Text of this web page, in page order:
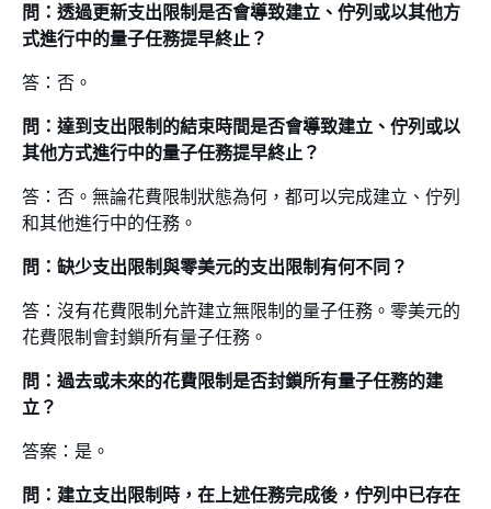
問：透過更新支出限制是否會導致建立、佇列或以其他方
式進行中的量子任務提早終止？
答：否。
問：達到支出限制的結束時間是否會導致建立、佇列或以
其他方式進行中的量子任務提早終止？
答：否。無論花費限制狀態為何，都可以完成建立、佇列
和其他進行中的任務。
問：缺少支出限制與零美元的支出限制有何不同？
答：沒有花費限制允許建立無限制的量子任務。零美元的
花費限制會封鎖所有量子任務。
問：過去或未來的花費限制是否封鎖所有量子任務的建
立？
答案：是。
問：建立支出限制時，在上述任務完成後，佇列中已存在